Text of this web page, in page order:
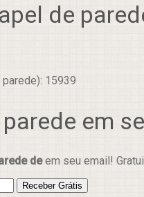
de
15939
em
deem seu email!